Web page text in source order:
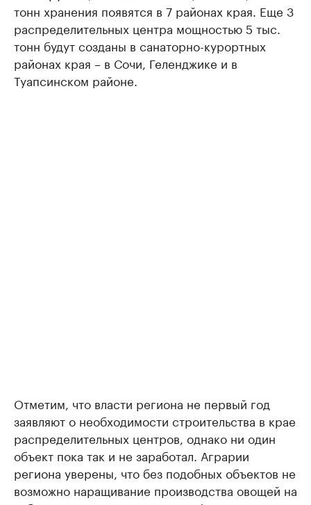
тонн хранения появятся в 7 районах края. Еще 3
распределительных центра мощностью 5 тыс.
тонн будут созданы в санаторно-курортных
районах края – в Сочи, Геленджике и в
Туапсинском районе.
Отметим, что власти региона не первый год
заявляют о необходимости строительства в крае
распределительных центров, однако ни один
объект пока так и не заработал. Аграрии
региона уверены, что без подобных объектов не
возможно наращивание производства овощей на